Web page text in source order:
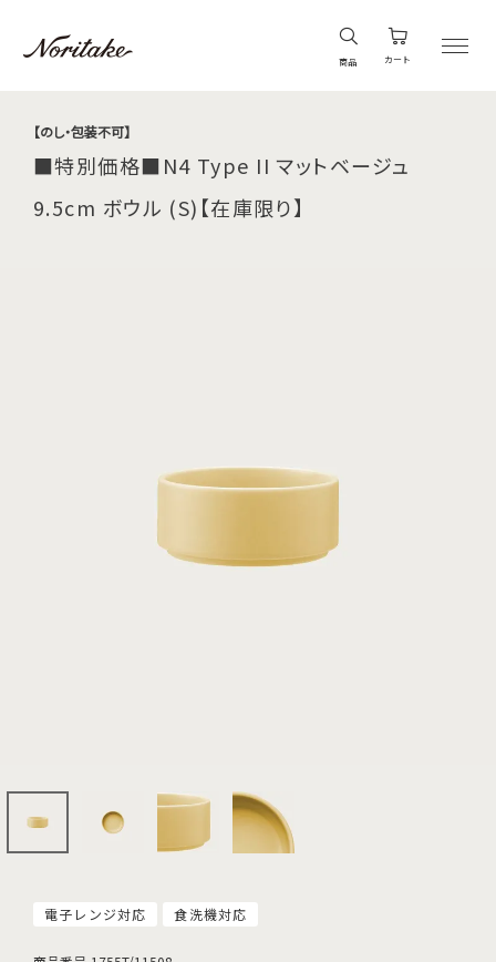
商品 カート
【のし・包装不可】
■特別価格■N4 Type II マットベージュ
9.5cm ボウル (S)【在庫限り】
電子レンジ対応 食洗機対応